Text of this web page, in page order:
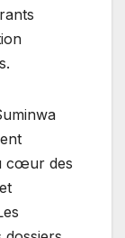
cœur des